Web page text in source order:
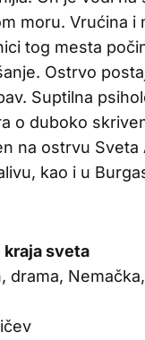
moru. Vrućina i
tog mesta
Ostrvo
Suptilna
o duboko
na ostrvu Sveta
kao i u
kraja sveta
drama,